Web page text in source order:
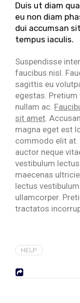
Duis ut diam
eu non diam
dui accumsan
tempus iaculis.
Suspendisse
faucibus nisl.
sagittis eu
egestas.
nullam ac.
sit amet.
magna eget est
commodo elit at.
auctor neque
vestibulum
maecenas
lectus
ullamcorper.
tractatos
HELP